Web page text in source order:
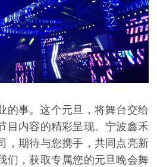
的事。这个元旦，将舞台交给
目内容的精彩呈现。宁波鑫禾
，期待与您携手，共同点亮新
们，获取专属您的元旦晚会舞